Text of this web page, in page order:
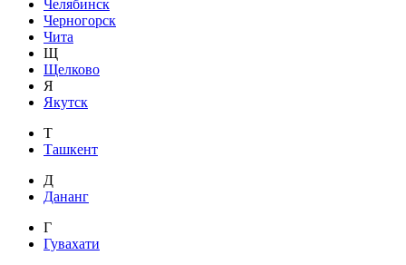
Челябинск
Черногорск
Чита
Щ
Щелково
Я
Якутск
Т
Ташкент
Д
Дананг
Г
Гувахати